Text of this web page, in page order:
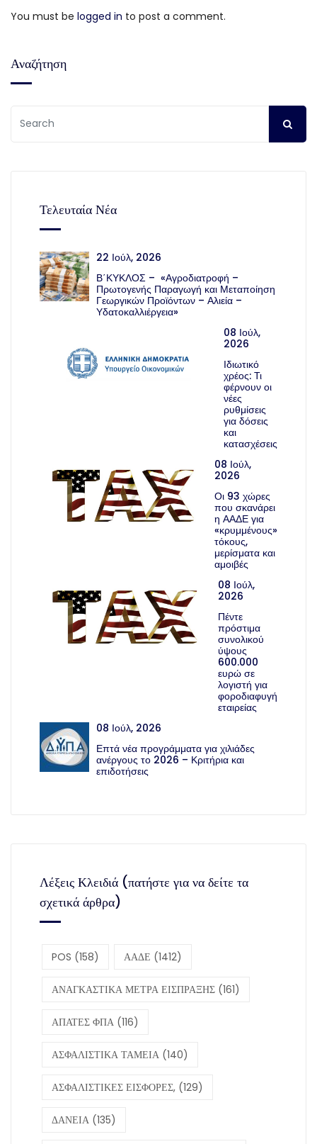
You must be logged in to post a comment.
Αναζήτηση
Τελευταία Νέα
22 Ιούλ, 2026
Β΄ΚΥΚΛΟΣ – «Αγροδιατροφή –
Πρωτογενής Παραγωγή και Μεταποίηση
Γεωργικών Προϊόντων – Αλιεία –
Υδατοκαλλιέργεια»
08 Ιούλ,
2026
Ιδιωτικό
χρέος: Τι
φέρνουν οι
νέες
ρυθμίσεις
για δόσεις
και
κατασχέσεις
08 Ιούλ,
2026
Οι 93 χώρες
που σκανάρει
η ΑΑΔΕ για
«κρυμμένους»
τόκους,
μερίσματα και
αμοιβές
08 Ιούλ,
2026
Πέντε
πρόστιμα
συνολικού
ύψους
600.000
ευρώ σε
λογιστή για
φοροδιαφυγή
εταιρείας
08 Ιούλ, 2026
Επτά νέα προγράμματα για χιλιάδες
ανέργους το 2026 – Κριτήρια και
επιδοτήσεις
Λέξεις Κλειδιά (πατήστε για να δείτε τα
σχετικά άρθρα)
POS (158) ΑΑΔΕ (1412)
ΑΝΑΓΚΑΣΤΙΚΑ ΜΕΤΡΑ ΕΙΣΠΡΑΞΗΣ (161)
ΑΠΑΤΕΣ ΦΠΑ (116)
ΑΣΦΑΛΙΣΤΙΚΑ ΤΑΜΕΙΑ (140)
ΑΣΦΑΛΙΣΤΙΚΕΣ ΕΙΣΦΟΡΕΣ, (129)
ΔΑΝΕΙΑ (135)